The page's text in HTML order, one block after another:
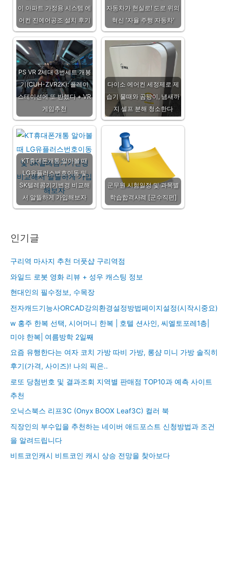
이 아파트 가정용 시스템 에
어컨 진에어공조 설치 후기
자동차가 현실로! 도로 위의
혁신 '자율 주행 자동차'
PS VR 2세대 3번세트 개봉
기(CUH-ZVR2K): 플레이
스테이션에 또 반했다 + VR
게임추천
다이소 에어컨 세정제로 제
습기 물때와 곰팡이, 냄새까
지 셀프 분해 청소한다
KT휴대폰개통 알아볼 때
LG유플러스번호이동 및
SK텔레콤기기변경 비교해
서 알뜰하게 가입해보자
군무원 시험일정 및 과목별
학습합격사례 [군수직편]
인기글
구리역 마사지 추천 더풋샵 구리역점
와일드 로봇 영화 리뷰 + 성우 캐스팅 정보
현대인의 필수정보, 수목장
전자캐드기능사ORCAD강의환경설정방법페이지설정(시작시중요)
w 홍주 한복 선택, 시어머니 한복 | 호텔 션사인, 씨엘토포레1층|
미야 한복| 여름방학 2일째
요즘 유행한다는 여자 코치 가방 따비 가방, 롱샴 미니 가방 솔직히
후기(가격, 사이즈)! 나의 픽은..
로또 당첨번호 및 결과조회 지역별 판매점 TOP10과 예측 사이트
추천
오닉스북스 리프3C (Onyx BOOX Leaf3C) 컬러 북
직장인의 부수입을 추천하는 네이버 애드포스트 신청방법과 조건
을 알려드립니다
비트코인캐시 비트코인 캐시 상승 전망을 찾아보다